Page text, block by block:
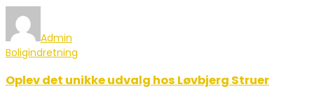
Admin
Boligindretning
Oplev det unikke udvalg hos Løvbjerg Struer